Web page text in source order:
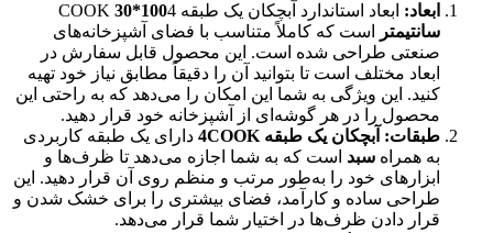
ابعاد: ابعاد استاندارد آبچکان یک طبقه COOK 30*1004
سانتیمتر
است که کاملاً متناسب با فضای آشپزخانه‌های
صنعتی طراحی شده است. این محصول قابل سفارش در
ابعاد مختلف است تا بتوانید آن را دقیقاً مطابق نیاز خود تهیه
کنید. این ویژگی به شما این امکان را می‌دهد که به راحتی این
محصول را در هر گوشه‌ای از آشپزخانه خود قرار دهید.
طبقات: آبچکان یک طبقه 4COOK
دارای یک طبقه کاربردی
به همراه سبد است که به شما اجازه می‌دهد تا ظرف‌ها و
ابزارهای خود را به‌طور مرتب و منظم روی آن قرار دهید. این
طراحی ساده و کارآمد، فضای بیشتری را برای خشک شدن و
قرار دادن ظرف‌ها در اختیار شما قرار می‌دهد.